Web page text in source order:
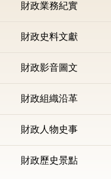
財政業務紀實
財政史料文獻
財政影音圖文
財政組織沿革
財政人物史事
財政歷史景點